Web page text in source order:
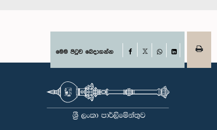
මෙම පිටුව බෙදාගන්න Facebook
WhatsAppLinkedIn